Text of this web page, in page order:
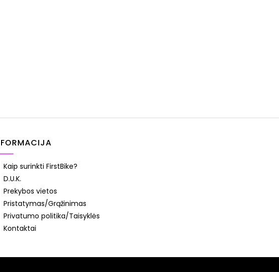
Kaip surinkti FirstBike?
D.U.K.
Prekybos vietos
Pristatymas/Grąžinimas
Privatumo politika/Taisyklės
Kontaktai